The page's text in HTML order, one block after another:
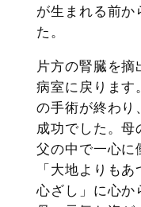
が生まれる前か
た。
片方の腎臓を摘
病室に戻ります
の手術が終わり
成功でした。母
父の中で一心に
「大地よりも
心ざし」に心か